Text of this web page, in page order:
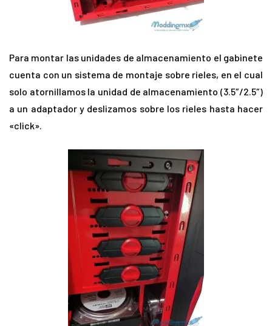
Para montar las unidades de almacenamiento el gabinete
cuenta con un sistema de montaje sobre rieles, en el cual
solo atornillamos la unidad de almacenamiento (3.5″/2.5″)
a un adaptador y deslizamos sobre los rieles hasta hacer
«click».